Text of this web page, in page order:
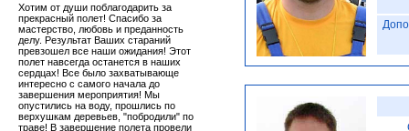
Хотим от души поблагодарить за
прекрасный полет! Спасибо за
мастерство, любовь и преданность
делу. Результат Ваших стараний
превзошел все наши ожидания! Этот
полет навсегда останется в наших
сердцах! Все было захватывающе
интересно с самого начала до
завершения мероприятия! Мы
опустились на воду, прошлись по
верхушкам деревьев, "побродили" по
траве! В завершение полета провели